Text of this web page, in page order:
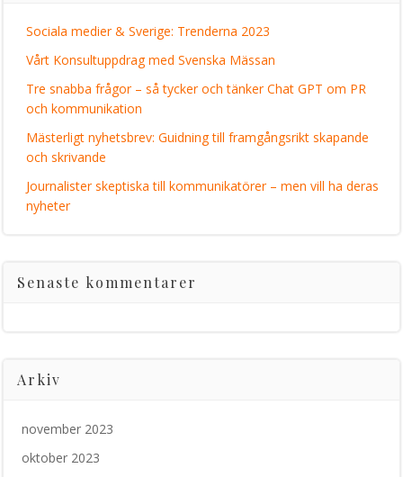
Sociala medier & Sverige: Trenderna 2023
Vårt Konsultuppdrag med Svenska Mässan
Tre snabba frågor – så tycker och tänker Chat GPT om PR
och kommunikation
Mästerligt nyhetsbrev: Guidning till framgångsrikt skapande
och skrivande
Journalister skeptiska till kommunikatörer – men vill ha deras
nyheter
Senaste kommentarer
Arkiv
november 2023
oktober 2023